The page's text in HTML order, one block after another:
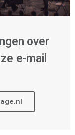
over
e-mail